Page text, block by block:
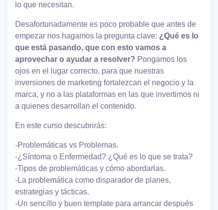
lo que necesitan.
Desafortunadamente es poco probable que antes de
empezar nos hagamos la pregunta clave: ¿Qué es lo
que está pasando, que con esto vamos a
aprovechar o ayudar a resolver? Pongamos los
ojos en el lugar correcto, para que nuestras
inversiones de marketing fortalezcan el negocio y la
marca, y no a las plataformas en las que invertimos ni
a quienes desarrollan el contenido.
En este curso descubrirás:
-Problemáticas vs Problemas.
-¿Síntoma o Enfermedad? ¿Qué es lo que se trata?
-Tipos de problemáticas y cómo abordarlas.
-La problemática como disparador de planes,
estrategias y tácticas.
-Un sencillo y buen template para arrancar después